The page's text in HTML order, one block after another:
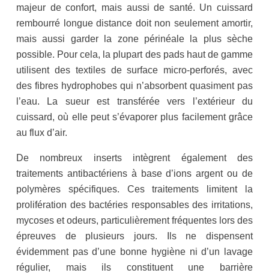
majeur de confort, mais aussi de santé. Un cuissard
rembourré longue distance doit non seulement amortir,
mais aussi garder la zone périnéale la plus sèche
possible. Pour cela, la plupart des pads haut de gamme
utilisent des textiles de surface micro-perforés, avec
des fibres hydrophobes qui n’absorbent quasiment pas
l’eau. La sueur est transférée vers l’extérieur du
cuissard, où elle peut s’évaporer plus facilement grâce
au flux d’air.
De nombreux inserts intègrent également des
traitements antibactériens à base d’ions argent ou de
polymères spécifiques. Ces traitements limitent la
prolifération des bactéries responsables des irritations,
mycoses et odeurs, particulièrement fréquentes lors des
épreuves de plusieurs jours. Ils ne dispensent
évidemment pas d’une bonne hygiène ni d’un lavage
régulier, mais ils constituent une barrière